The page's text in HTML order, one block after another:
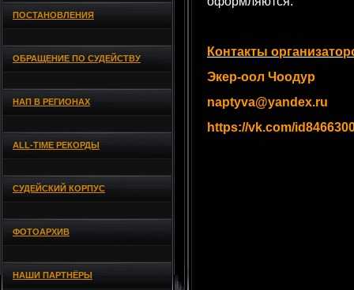
ПОСТАНОВЛЕНИЯ
ОБРАЩЕНИЕ ПО СУДЕЙСТВУ
НАП В РЕГИОНАХ
ALL-TIME РЕКОРДЫ
СУДЕЙСКИЙ КОРПУС
ФОТОАРХИВ
НАШИ ПАРТНЁРЫ
Контакты
Экер-оол Чоодур
naptyva@yandex.ru
https://vk.com/